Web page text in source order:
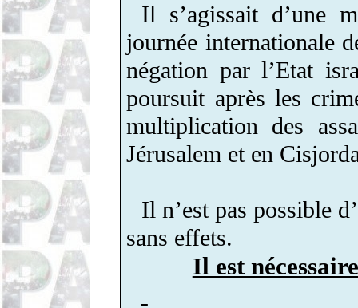
Il s’agissait d’une
journée internationale
négation par l’Etat
poursuit après les
multiplication des
Jérusalem et en
Il n’est pas possible
sans effets.
Il est